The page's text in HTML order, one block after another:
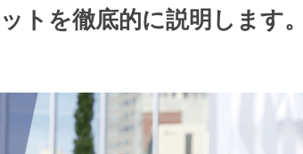
トを徹底的に説明します。